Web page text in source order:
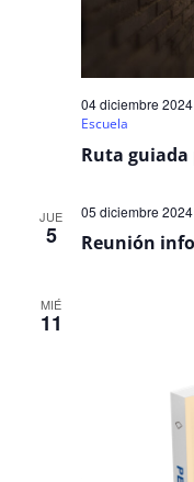
Ruta guiada
04 diciembre
Escuela
JUE
5 Reunión
05 diciembre
MIÉ
11